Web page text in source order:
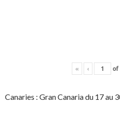
« ‹ of
Canaries : Gran Canaria du 17 au